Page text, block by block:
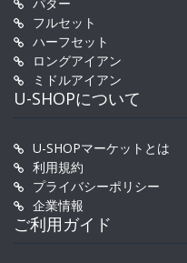
フルセット
ハーフセット
ロングアイアン
ミドルアイアン
U-SHOPについて
U-SHOPマーケットとは
利用規約
プライバシーポリシー
企業情報
ご利用ガイド